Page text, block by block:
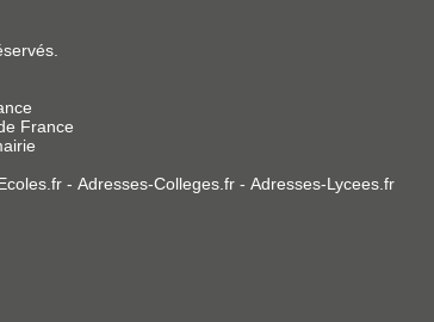
France
- Adresses-Colleges.fr- Adresses-Lycees.fr